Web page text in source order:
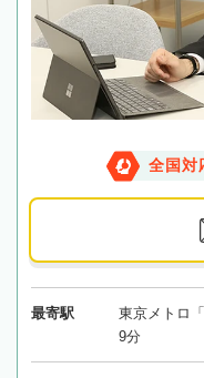
全国対
最寄駅
東京メトロ
9分